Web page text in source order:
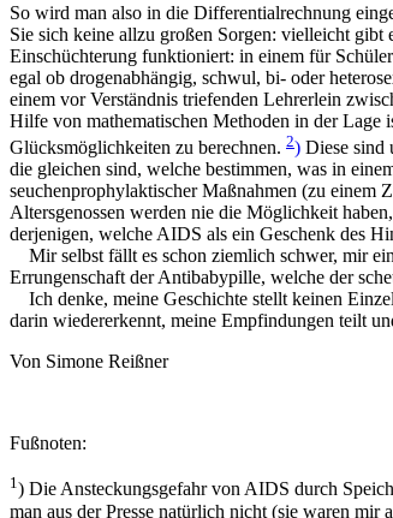
So wird man also in die Differentialrechnung
Sie sich keine allzu großen Sorgen: vielleicht
Einschüchterung funktioniert: in einem für
egal ob drogenabhängig, schwul, bi- oder
einem vor Verständnis triefenden Lehrerlein
Hilfe von mathematischen Methoden in der Lage
Glücksmöglichkeiten zu berechnen. 2) Diese sind
die gleichen sind, welche bestimmen, was in
seuchenprophylaktischer Maßnahmen (zu einem
Altersgenossen werden nie die Möglichkeit
derjenigen, welche AIDS als ein Geschenk des
Mir selbst fällt es schon ziemlich schwer, mir
Errungenschaft der Antibabypille, welche der
Ich denke, meine Geschichte stellt keinen
darin wiedererkennt, meine Empfindungen teilt
Von Simone Reißner
Fußnoten:
1) Die Ansteckungsgefahr von AIDS durch
man aus der Presse natürlich nicht (sie waren